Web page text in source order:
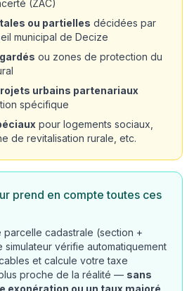
(ZAC)
ou partielles décidées par
municipal de Decize
ou zones de protection du
urbains partenariaux
spécifique
pour logements sociaux,
de revitalisation rurale, etc.
prend en compte toutes ces
parcelle cadastrale (section +
simulateur vérifie automatiquement
et calcule votre taxe
proche de la réalité — sans
exonération ou un taux majoré